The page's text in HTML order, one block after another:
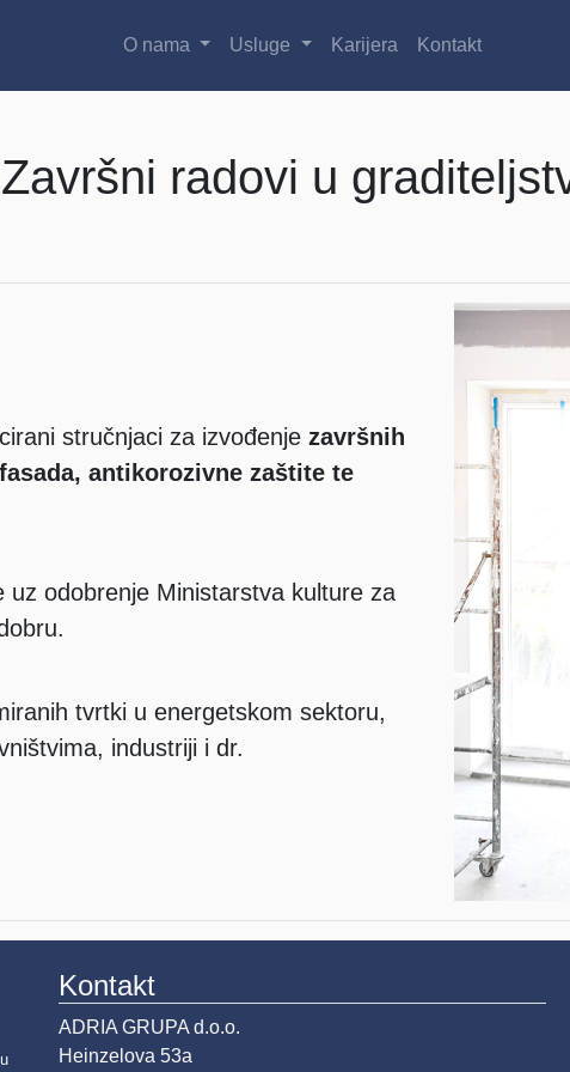
O nama Usluge Karijera Kontakt
Završni radovi u
stručnjaci za izvođenje završnih
antikorozivne zaštite te
odobrenje Ministarstva kulture za
tvrtki u energetskom sektoru,
industriji i dr.
Kontakt
ADRIA GRUPA d.o.o.
Heinzelova 53a